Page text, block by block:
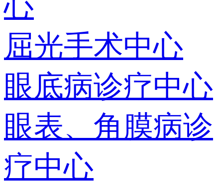
屈光手术中心
眼底病诊疗中心
眼表、角膜病诊
疗中心